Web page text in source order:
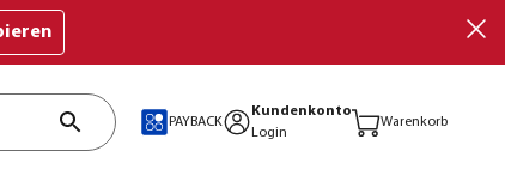
PAYBACK
Kundenkonto
Login
Warenkorb